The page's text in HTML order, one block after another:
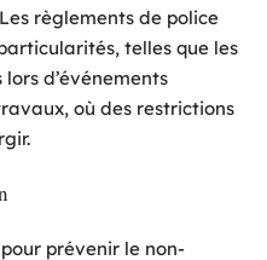
règlements de police
telles que les
d’événements
où des restrictions
prévenir le non-